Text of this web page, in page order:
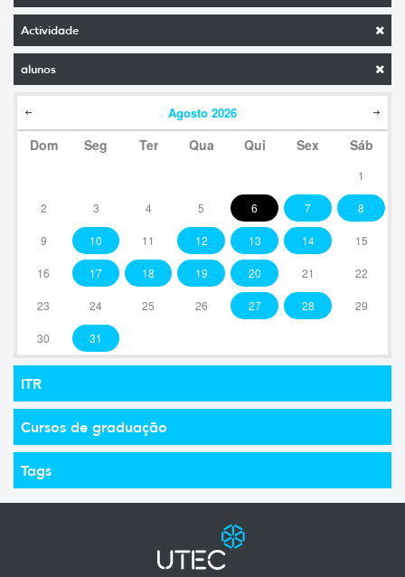
Actividade
alunos
Agosto 2026
Dom Seg Ter Qua Qui Sex Sáb
1
2 3 4 5 6 7 8
9 10 11 12 13 14 15
16 17 18 19 20 21 22
23 24 25 26 27 28 29
30 31
ITR
Cursos de graduação
Tags